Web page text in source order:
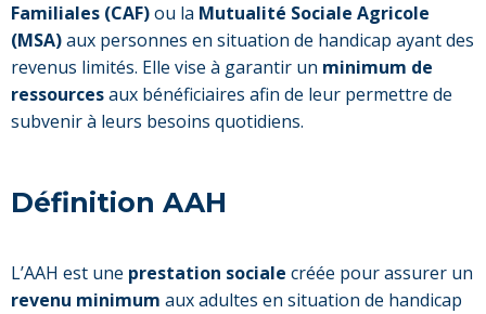
Familiales (CAF)ou la Mutualité Sociale Agricole
(MSA)aux personnes en situation de handicap ayant des
revenus limités. Elle vise à garantir un minimum de
ressourcesaux bénéficiaires afin de leur permettre de
subvenir à leurs besoins quotidiens.
Définition AAH
L’AAH est une prestation sociale créée pour assurer un
revenu minimum aux adultes en situation de handicap